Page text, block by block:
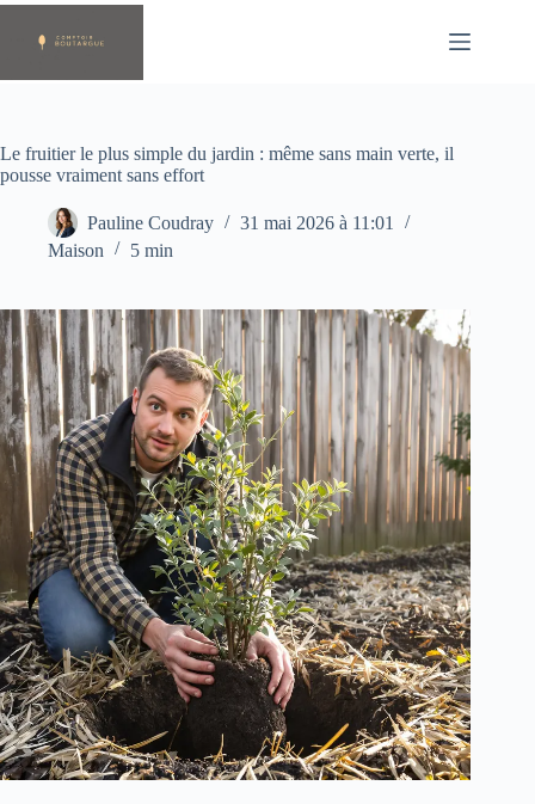
Passer
contenu
Le fruitier le plus simple du jardin : même sans main verte, il
pousse vraiment sans effort
Pauline Coudray
31 mai 2026 à 11:01
Maison
5 min